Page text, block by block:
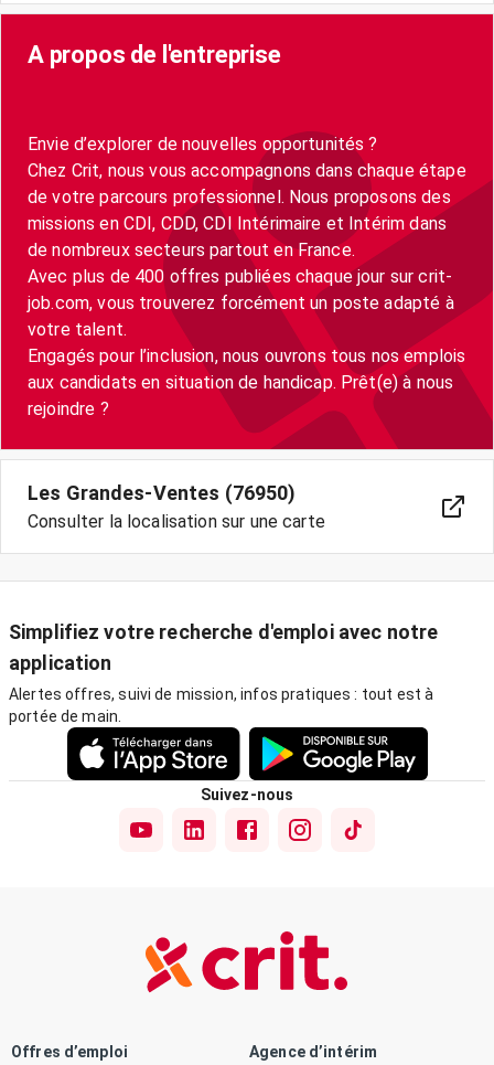
A propos de l'entreprise
Envie d’explorer de nouvelles opportunités ?
Chez Crit, nous vous accompagnons dans chaque étape
de votre parcours professionnel. Nous proposons des
missions en CDI, CDD, CDI Intérimaire et Intérim dans
de nombreux secteurs partout en France.
Avec plus de 400 offres publiées chaque jour sur crit-
job.com, vous trouverez forcément un poste adapté à
votre talent.
Engagés pour l’inclusion, nous ouvrons tous nos emplois
aux candidats en situation de handicap. Prêt(e) à nous
Les Grandes-Ventes (76950)
Consulter la localisation sur une carte
Simplifiez votre recherche d'emploi avec notre
application
Alertes offres, suivi de mission, infos pratiques : tout est à
portée de main.
Suivez-nous
Offres d’emploi Agence d’intérim